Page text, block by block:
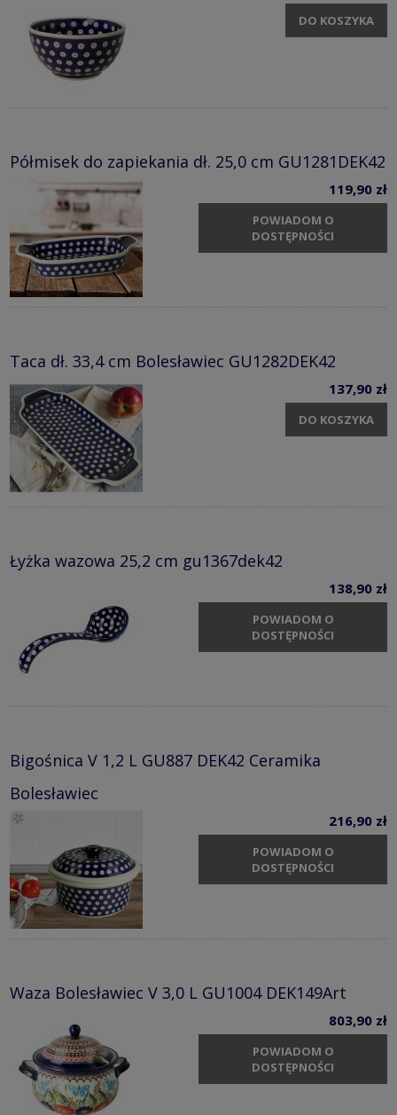
DO KOSZYKA
Półmisek do zapiekania dł. 25,0 cm GU1281DEK42
119,90 zł
POWIADOM O
DOSTĘPNOŚCI
Taca dł. 33,4 cm Bolesławiec GU1282DEK42
137,90 zł
DO KOSZYKA
Łyżka wazowa 25,2 cm gu1367dek42
138,90 zł
POWIADOM O
DOSTĘPNOŚCI
Bigośnica V 1,2 L GU887 DEK42 Ceramika
Bolesławiec
216,90 zł
POWIADOM O
DOSTĘPNOŚCI
Waza Bolesławiec V 3,0 L GU1004 DEK149Art
803,90 zł
POWIADOM O
DOSTĘPNOŚCI